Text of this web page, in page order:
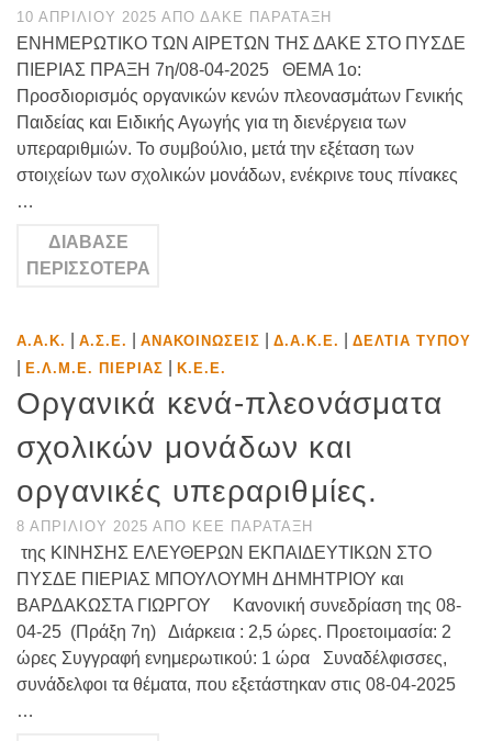
10 ΑΠΡΙΛΊΟΥ 2025 ΑΠΌ ΔΑΚΕ ΠΑΡΆΤΑΞΗ
ΕΝΗΜΕΡΩΤΙΚΟ ΤΩΝ ΑΙΡΕΤΩΝ ΤΗΣ ΔΑΚΕ ΣΤΟ ΠΥΣΔΕ
ΠΙΕΡΙΑΣ ΠΡΑΞΗ 7η/08-04-2025 ΘΕΜΑ 1ο:
Προσδιορισμός οργανικών κενών πλεονασμάτων Γενικής
Παιδείας και Ειδικής Αγωγής για τη διενέργεια των
υπεραριθμιών. Το συμβούλιο, μετά την εξέταση των
στοιχείων των σχολικών μονάδων, ενέκρινε τους πίνακες
…
ΔΙΆΒΑΣΕ
ΠΕΡΙΣΣΌΤΕΡΑ
Α.Α.Κ. Α.Σ.Ε. ΑΝΑΚΟΙΝΏΣΕΙΣ Δ.Α.Κ.Ε. ΔΕΛΤΊΑ ΤΎΠΟΥ
Ε.Λ.Μ.Ε. ΠΙΕΡΊΑΣ Κ.Ε.Ε.
Οργανικά κενά-πλεονάσματα
σχολικών μονάδων και
οργανικές υπεραριθμίες.
8 ΑΠΡΙΛΊΟΥ 2025 ΑΠΌ ΚΕΕ ΠΑΡΆΤΑΞΗ
της ΚΙΝΗΣΗΣ ΕΛΕΥΘΕΡΩΝ ΕΚΠΑΙΔΕΥΤΙΚΩΝ ΣΤΟ
ΠΥΣΔΕ ΠΙΕΡΙΑΣ ΜΠΟΥΛΟΥΜΗ ΔΗΜΗΤΡΙΟΥ και
ΒΑΡΔΑΚΩΣΤΑ ΓΙΩΡΓΟΥ Κανονική συνεδρίαση της 08-
04-25 (Πράξη 7η) Διάρκεια : 2,5 ώρες. Προετοιμασία: 2
ώρες Συγγραφή ενημερωτικού: 1 ώρα Συναδέλφισσες,
συνάδελφοι τα θέματα, που εξετάστηκαν στις 08-04-2025
…